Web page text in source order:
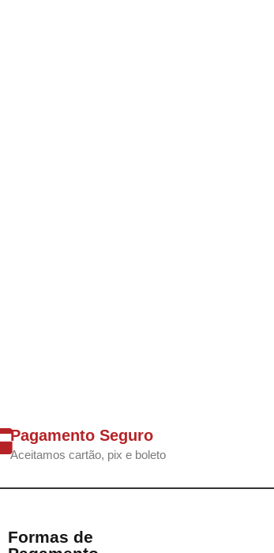
Pagamento Seguro
Aceitamos cartão, pix e boleto
Formas de